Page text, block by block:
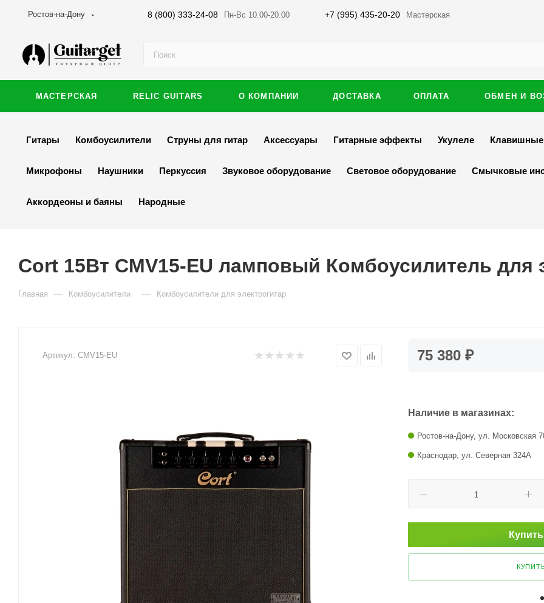
Ростов-на-Дону 8 (800) 333-24-08 Пн-Вс 10.00-20.00 +7 (995) 435-20-20 Мастерская
МАСТЕРСКАЯ RELIC GUITARS О КОМПАНИИ ДОСТАВКА ОПЛАТА ОБМЕН И
Гитары Комбоусилители Струны для гитар Аксессуары Гитарные эффекты Укулеле Клавишные
Микрофоны Наушники Перкуссия Звуковое оборудование Световое оборудование Смычковые
Аккордеоны и баяны Народные
Cort 15Вт CMV15-EU ламповый Комбоусилитель для
Главная — Комбоусилители — Комбоусилители для электрогитар
Артикул: CMV15-EU 75 380 ₽
Наличие в магазинах:
Краснодар, ул. Северная 324А
Ростов-на-Дону, ул. Московская